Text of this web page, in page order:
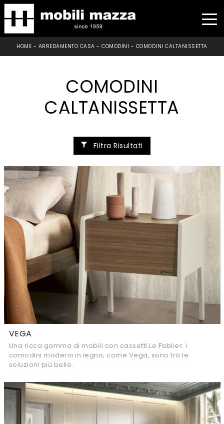
HOME - ARREDAMENTO CASA -COMODINI - COMODINI CALTANISSETTA
COMODINI
CALTANISSETTA
Filtra Risultati
VEGA
Una ricca gamma di mobili con cassetti Le Fablier: i
comodini moderni in legno, come Vega, sono tra le
soluzioni più belle.